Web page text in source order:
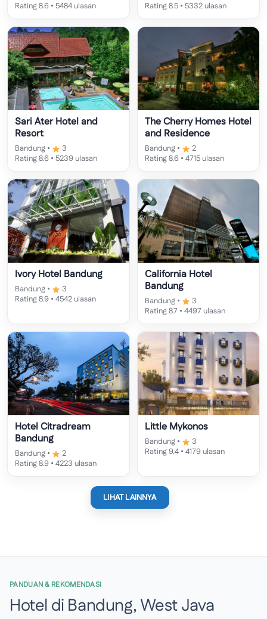
Rating 8.6 • 5484 ulasan
Rating 8.5 • 5332 ulasan
Sari Ater Hotel and
Resort
Bandung •
3
Rating 8.6 • 5239 ulasan
The Cherry Homes Hotel
and Residence
Bandung •
2
Rating 8.6 • 4715 ulasan
Ivory Hotel Bandung
Bandung •
3
Rating 8.9 • 4542 ulasan
California Hotel
Bandung
Bandung •
3
Rating 8.7 • 4497 ulasan
Hotel Citradream
Bandung
Bandung •
2
Rating 8.9 • 4223 ulasan
Little Mykonos
Bandung •
3
Rating 9.4 • 4179 ulasan
LIHAT LAINNYA
PANDUAN & REKOMENDASI
Hotel di Bandung, West Java